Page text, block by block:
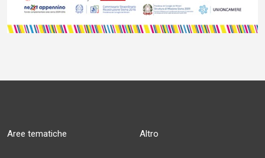
Aree tematiche Altro